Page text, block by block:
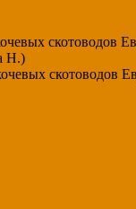
скотоводов
Н.)
скотоводов